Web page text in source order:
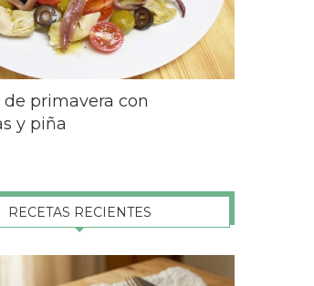
de primavera con
y piña
RECETAS RECIENTES